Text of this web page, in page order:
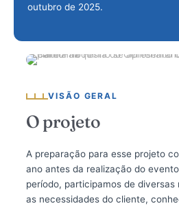
outubro de 2025.
VISÃO GERAL
O projeto
A preparação para esse projeto
ano antes da realização do
período, participamos de
as necessidades do cliente,